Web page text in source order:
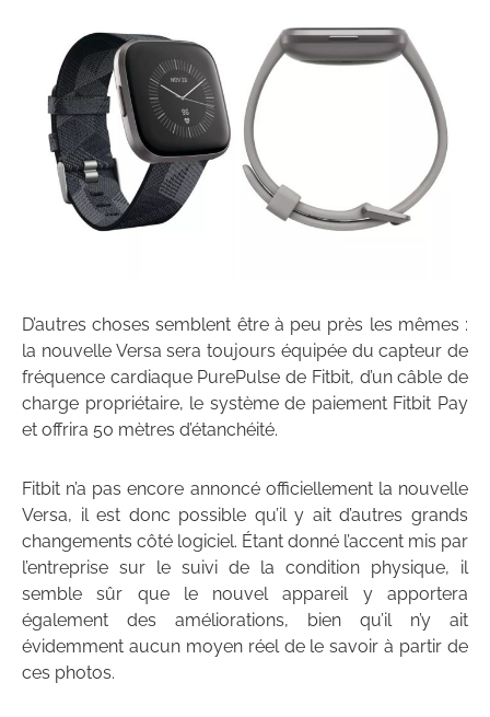
D’autres choses semblent être à peu près les mêmes :
la nouvelle Versa sera toujours équipée du capteur de
fréquence cardiaque PurePulse de Fitbit, d’un câble de
charge propriétaire, le système de paiement Fitbit Pay
et offrira 50 mètres d’étanchéité.
Fitbit n’a pas encore annoncé officiellement la nouvelle
Versa, il est donc possible qu’il y ait d’autres grands
changements côté logiciel. Étant donné l’accent mis par
l’entreprise sur le suivi de la condition physique, il
semble sûr que le nouvel appareil y apportera
également des améliorations, bien qu’il n’y ait
évidemment aucun moyen réel de le savoir à partir de
ces photos.